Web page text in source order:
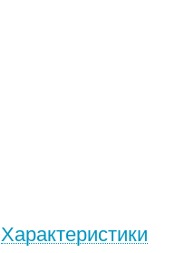
Характеристики